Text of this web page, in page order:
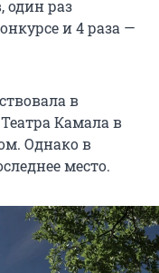
один раз
и 4 раза —
в
Камала в
Однако в
место.